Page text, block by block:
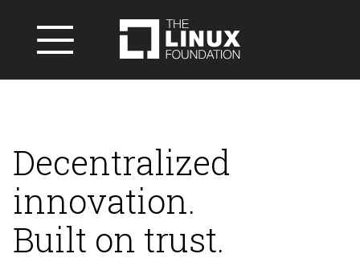
Decentralized
innovation.
Built on trust.